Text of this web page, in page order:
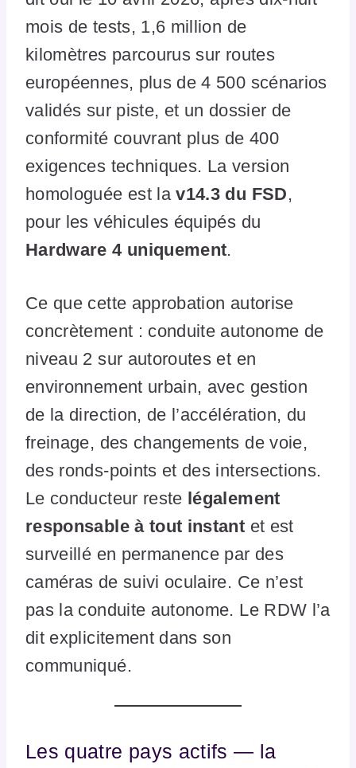
mois de tests, 1,6 million de
kilomètres parcourus sur routes
européennes, plus de 4 500 scénarios
validés sur piste, et un dossier de
conformité couvrant plus de 400
exigences techniques. La version
homologuée est lav14.3 du FSD,
pour les véhicules équipés du
Hardware 4 uniquement.
Ce que cette approbation autorise
concrètement : conduite autonome de
niveau 2 sur autoroutes et en
environnement urbain, avec gestion
de la direction, de l’accélération, du
freinage, des changements de voie,
des ronds-points et des intersections.
Le conducteur reste légalement
responsable à tout instant et est
surveillé en permanence par des
caméras de suivi oculaire. Ce n’est
pas la conduite autonome. Le RDW l’a
dit explicitement dans son
communiqué.
Les quatre pays actifs — la